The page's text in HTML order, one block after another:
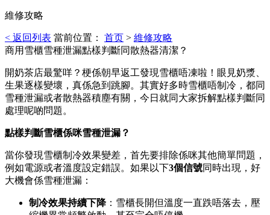
維修攻略
< 返回列表 當前位置： 首页 > 維修攻略
商用雪櫃雪種泄漏點樣判斷同散熱器清潔？
開奶茶店最驚咩？梗係朝早返工發現雪櫃唔凍啦！眼見奶漿、
生果逐樣變壞，真係急到跳腳。其實好多時雪櫃唔制冷，都同
雪種泄漏或者散熱器積塵有關，今日就同大家拆解點樣判斷同
處理呢啲問題。
點樣判斷雪櫃係咪雪種泄漏？
當你發現雪櫃制冷效果變差，首先要排除係咪其他簡單問題，
例如電源或者溫度設定錯誤。如果以下3個信號同時出現，好
大機會係雪種泄漏：
制冷效果持續下降：雪櫃長開但溫度一直跌唔落去，壓